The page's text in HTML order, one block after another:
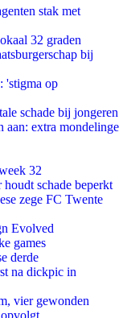
stak met
32 graden
bij
'stigma op
schade bij jongeren
aan: extra mondelinge
32
schade beperkt
zege FC Twente
Evolved
games
derde
na dickpic in
vier gewonden